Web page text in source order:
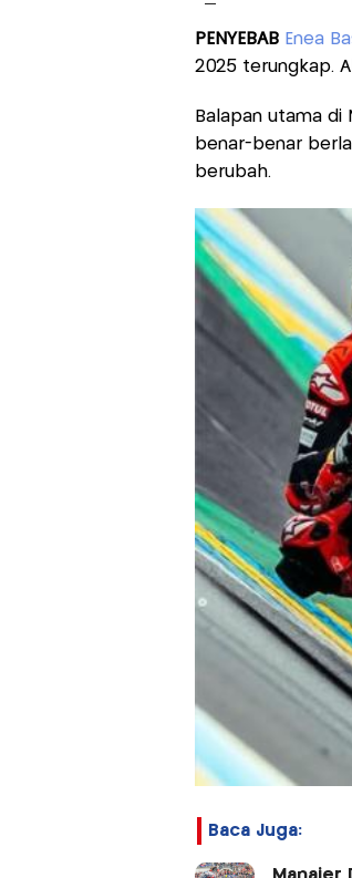
PENYEBAB Enea
2025 terungkap.
Balapan utama di
benar-benar
berubah.
Baca Juga: